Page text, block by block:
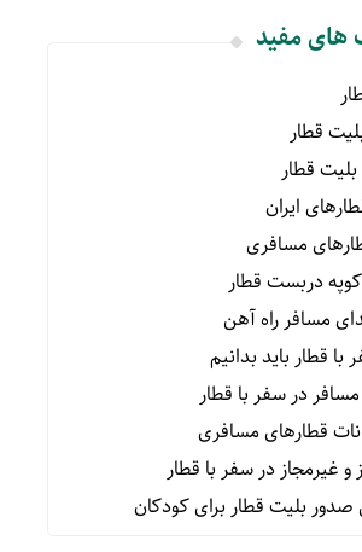
های مفید
قطار
قطار
ایران
مسافری
دربست قطار
قطار باید بدانیم
در سفر با قطار
قطارهای مسافری
غیرمجاز در سفر با قطار
صدور بلیت قطار برای کودکان